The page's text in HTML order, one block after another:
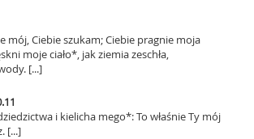
mój, Ciebie szukam; Ciebie pragnie moja
moje ciało*, jak ziemia zeschła,
[...]
i kielicha mego*: To właśnie Ty mój
[...]